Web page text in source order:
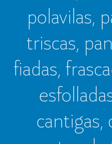
polavilas,
triscas,
fiadas,
cantigas,